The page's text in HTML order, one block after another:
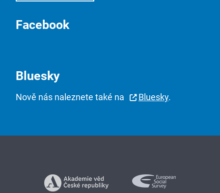
Facebook
Bluesky
Nově nás naleznete také na Bluesky.